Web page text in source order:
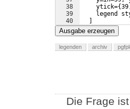
38
39
40
41
    ytick=
{
legend
\addplot[
Ausgabe erzeugen
legenden archiv
Die Frage